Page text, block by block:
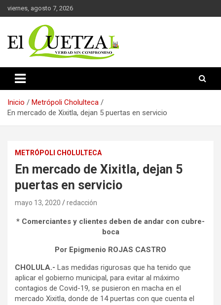
Saltar
al
viernes, agosto 7, 2026
El Quetzal de Cholula
Inicio
Metrópoli Cholulteca
En mercado de Xixitla, dejan 5 puertas en servicio
METRÓPOLI CHOLULTECA
En mercado de Xixitla, dejan 5
puertas en servicio
mayo 13, 2020 redacción
* Comerciantes y clientes deben de andar con cubre-
boca
Por Epigmenio ROJAS CASTRO
CHOLULA.- Las medidas rigurosas que ha tenido que
aplicar el gobierno municipal, para evitar al máximo
contagios de Covid-19, se pusieron en macha en el
mercado Xixitla, donde de 14 puertas con que cuenta el